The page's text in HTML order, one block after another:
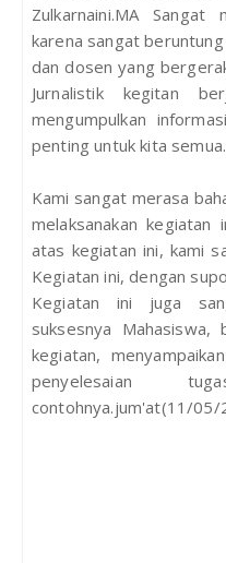
Zulkarnaini.MA Sangat
karena sangat
dan dosen yang
Jurnalistik kegitan
mengumpulkan
penting untuk kita semua.
Kami sangat merasa
melaksanakan
atas kegiatan ini, kami
Kegiatan ini, dengan
Kegiatan ini juga
suksesnya Mahasiswa,
kegiatan,
penyelesaian
contohnya.jum'at(11/05/